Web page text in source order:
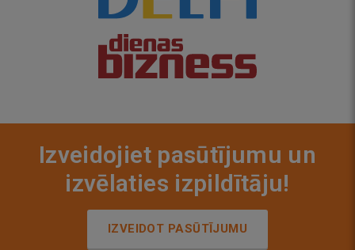
Izveidojiet pasūtījumu un
izvēlaties izpildītāju!
IZVEIDOT PASŪTĪJUMU